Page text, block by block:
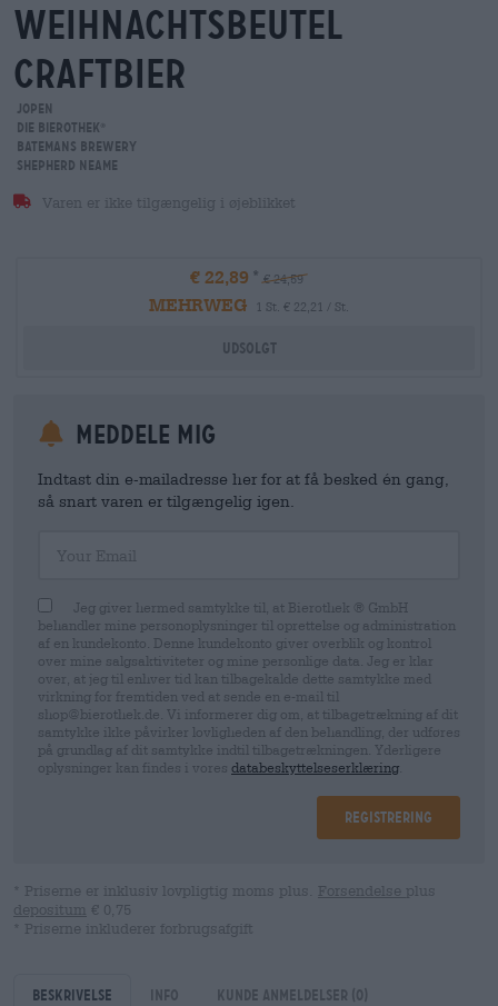
weihnachtsbeutel
craftbier
Jopen
Die Bierothek
Batemans Brewery
Shepherd Neame
Varen er ikke tilgængelig i øjeblikket
€ 22,89 € 24,59
MEHRWEG 1 St. € 22,21 / St.
Udsolgt
meddele mig
Indtast din e-mailadresse her for at få besked én gang,
så snart varen er tilgængelig igen.
Jeg giver hermed samtykke til, at Bierothek ® GmbH
behandler mine personoplysninger til oprettelse og administration
af en kundekonto. Denne kundekonto giver overblik og kontrol
over mine salgsaktiviteter og mine personlige data. Jeg er klar
over, at jeg til enhver tid kan tilbagekalde dette samtykke med
virkning for fremtiden ved at sende en e-mail til
shop@bierothek.de. Vi informerer dig om, at tilbagetrækning af dit
samtykke ikke påvirker lovligheden af ​​den behandling, der udføres
på grundlag af dit samtykke indtil tilbagetrækningen. Yderligere
oplysninger kan findes i vores databeskyttelseserklæring
Registrering
* Priserne er inklusiv lovpligtig moms plus. Forsendelse plus
depositum € 0,75
* Priserne inkluderer forbrugsafgift
Beskrivelse Info kunde anmeldelser (0)